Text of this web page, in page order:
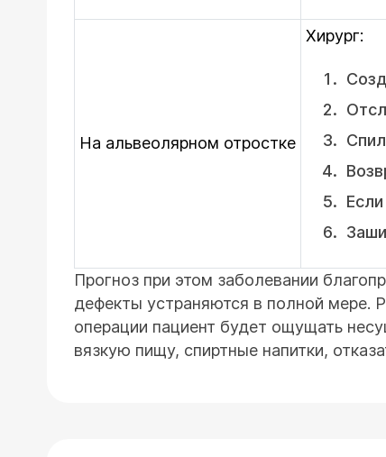
На альвеолярном отростке
Хирург:
Прогноз при этом заболевании
дефекты устраняются в полной мере.
операции пациент будет ощущать
вязкую пищу, спиртные напитки,